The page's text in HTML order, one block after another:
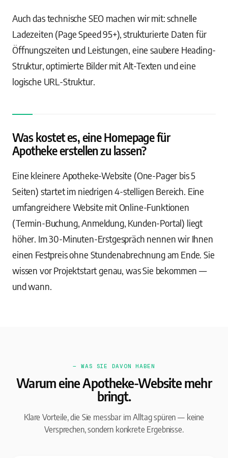
Auch das technische SEO machen wir mit: schnelle
Ladezeiten (Page Speed 95+), strukturierte Daten für
Öffnungszeiten und Leistungen, eine saubere Heading-
Struktur, optimierte Bilder mit Alt-Texten und eine
logische URL-Struktur.
Was kostet es, eine Homepage für
Apotheke erstellen zu lassen?
Eine kleinere Apotheke-Website (One-Pager bis 5
Seiten) startet im niedrigen 4-stelligen Bereich. Eine
umfangreichere Website mit Online-Funktionen
(Termin-Buchung, Anmeldung, Kunden-Portal) liegt
höher. Im 30-Minuten-Erstgespräch nennen wir Ihnen
einen Festpreis ohne Stundenabrechnung am Ende. Sie
wissen vor Projektstart genau, was Sie bekommen —
und wann.
— WAS SIE DAVON HABEN
Warum eine Apotheke-Website mehr
bringt.
Klare Vorteile, die Sie messbar im Alltag spüren — keine
Versprechen, sondern konkrete Ergebnisse.